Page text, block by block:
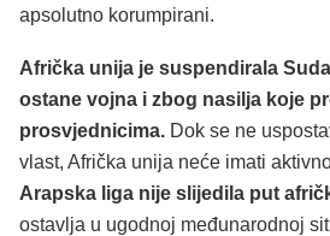
apsolutno korumpirani.
Afrička unija je suspendirala
ostane vojna i zbog nasilja koje
prosvjednicima. Dok se ne
vlast, Afrička unija neće imati
Arapska liga nije slijedila put
ostavlja u ugodnoj međunarodnoj